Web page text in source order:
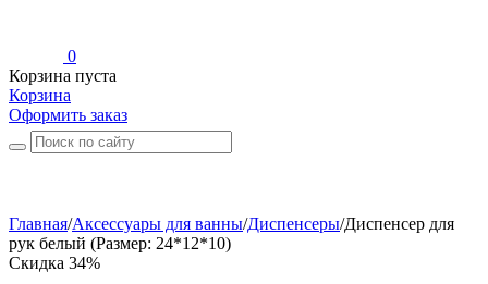
0
Корзина пуста
Корзина
Оформить заказ
Главная/Аксессуары для ванны/Диспенсеры/Диспенсер для
рук белый (Размер: 24*12*10)
Скидка 34%